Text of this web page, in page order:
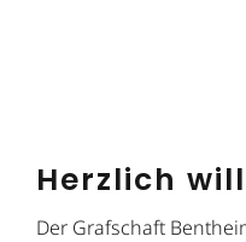
Herzlich
Der Graf­schaft